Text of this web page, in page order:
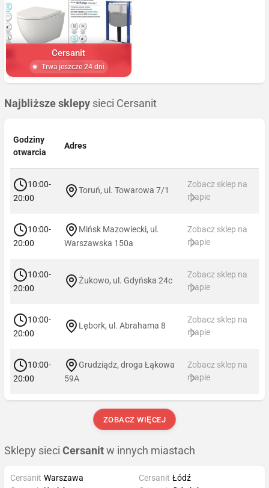
Cersanit
Trwa jeszcze 24 dni
Najbliższe sklepy sieci Cersanit
Godziny
otwarcia
Adres
10:00-
20:00
Toruń, ul. Towarowa 7/1
Zobacz sklep na
mapie
10:00-
20:00
Mińsk Mazowiecki, ul.
Warszawska 150a
Zobacz sklep na
mapie
10:00-
20:00
Żukowo, ul. Gdyńska 24c
Zobacz sklep na
mapie
10:00-
20:00
Lębork, ul. Abrahama 8
Zobacz sklep na
mapie
10:00-
20:00
Grudziądz, droga Łąkowa
59A
Zobacz sklep na
mapie
ZOBACZ WIĘCEJ
Sklepy sieci Cersanit w innych miastach
Cersanit Warszawa
Cersanit Łódź